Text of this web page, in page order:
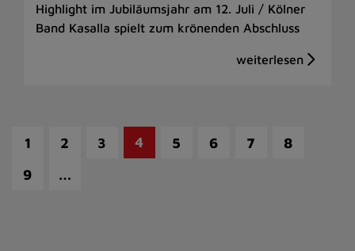
Highlight im Jubiläumsjahr am 12. Juli / Kölner
Band Kasalla spielt zum krönenden Abschluss
1 2 3 4 5 6 7
8
9
…